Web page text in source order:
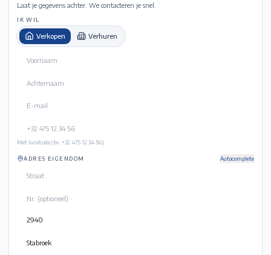
Laat je gegevens achter. We contacteren je snel.
IK WIL
Verkopen Verhuren
Met landcode (bv. +32 475 12 34 56).
ADRES EIGENDOM Autocomplete